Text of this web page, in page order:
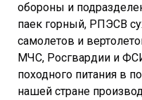
обороны и
паек горный, РПЭСВ
самолетов и
МЧС, Росгвардии и
походного питания в
нашей стране